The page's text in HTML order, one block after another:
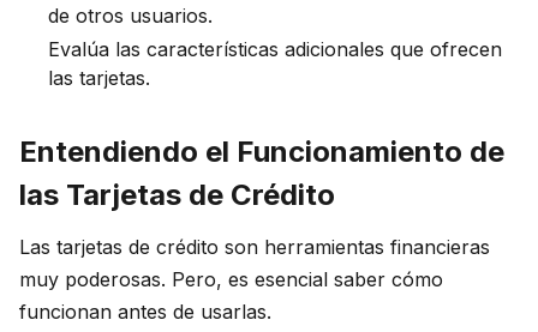
de otros usuarios.
Evalúa las características adicionales que ofrecen
las tarjetas.
Entendiendo el Funcionamiento de
las Tarjetas de Crédito
Las tarjetas de crédito son herramientas financieras
muy poderosas. Pero, es esencial saber cómo
funcionan antes de usarlas.